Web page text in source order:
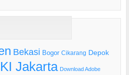
Bekasi Bogor Cikarang Depok
Jakarta Download Adobe